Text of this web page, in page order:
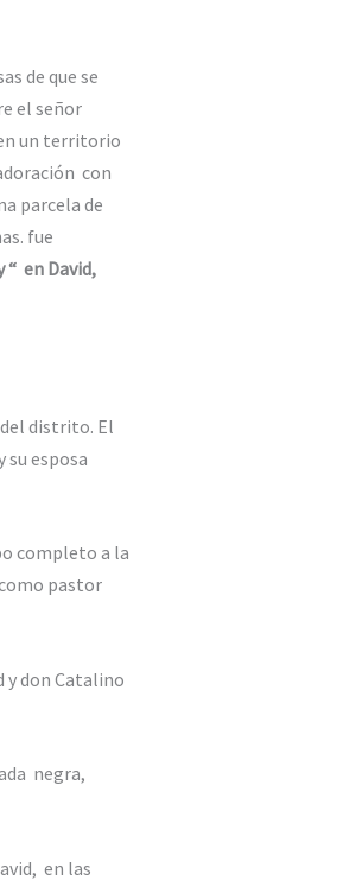
de que se
el señor
un territorio
con
parcela de
fue
en David,
distrito. El
esposa
completo a la
pastor
y don Catalino
negra,
en las